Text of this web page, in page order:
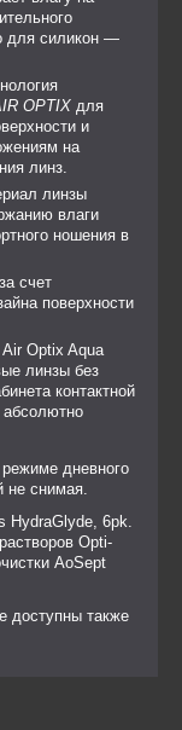
для силикон —
OPTIX для
и
на
линз.
линзы
влаги
ношения в
счет
поверхности
Air Optix Aqua
линзы без
контактной
абсолютно
дневного
не снимая.
HydraGlyde, 6pk.
Opti-
AoSept
доступны также